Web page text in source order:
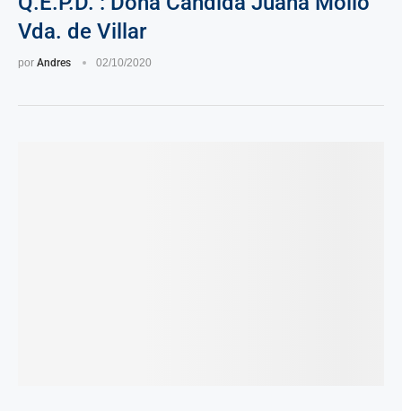
Vda. de Villar
por Andres 02/10/2020